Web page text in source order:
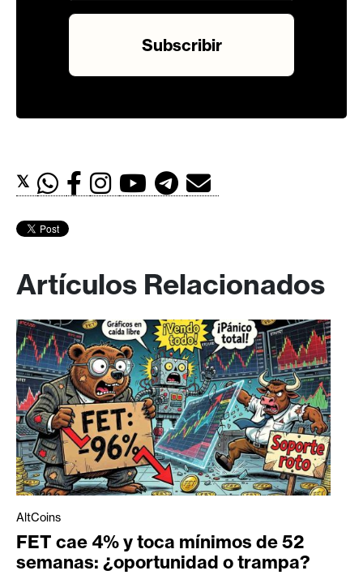
𝕏
Artículos Relacionados
AltCoins
FET cae 4% y toca mínimos de 52
semanas: ¿oportunidad o trampa?